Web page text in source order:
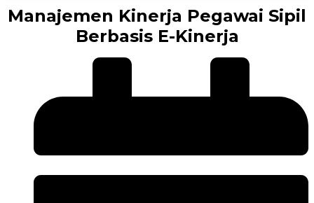
Manajemen Kinerja Pegawai Sipil
Berbasis E-Kinerja